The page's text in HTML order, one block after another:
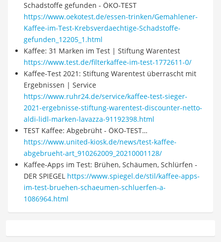
Schadstoffe gefunden - ÖKO-TEST
https://www.oekotest.de/essen-trinken/Gemahlener-
Kaffee-im-Test-Krebsverdaechtige-Schadstoffe-
gefunden_12205_1.html
Kaffee: 31 Marken im Test | Stiftung Warentest
https://www.test.de/filterkaffee-im-test-1772611-0/
Kaffee-Test 2021: Stiftung Warentest überrascht mit
Ergebnissen | Service
https://www.ruhr24.de/service/kaffee-test-sieger-
2021-ergebnisse-stiftung-warentest-discounter-netto-
aldi-lidl-marken-lavazza-91192398.html
TEST Kaffee: Abgebrüht - ÖKO-TEST…
https://www.united-kiosk.de/news/test-kaffee-
abgebrueht-art_910262009_20210001128/
Kaffee-Apps im Test: Brühen, Schäumen, Schlürfen -
DER SPIEGEL https://www.spiegel.de/stil/kaffee-apps-
im-test-bruehen-schaeumen-schluerfen-a-
1086964.html